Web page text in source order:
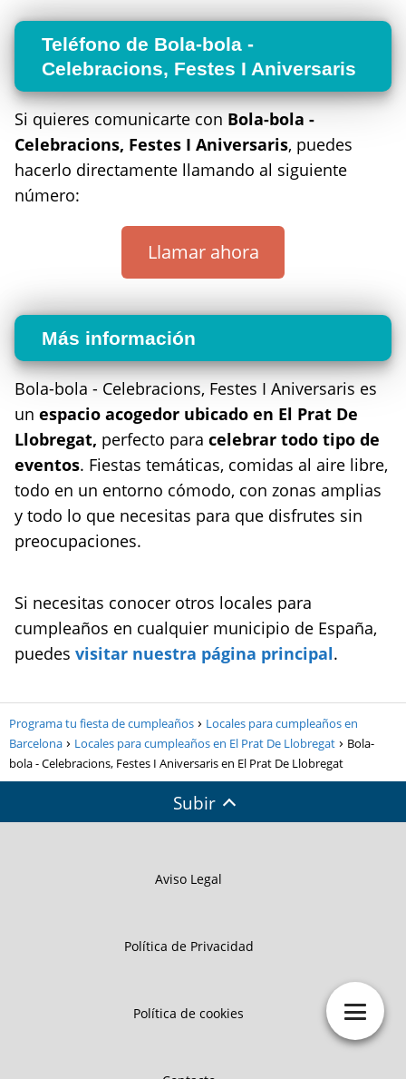
Teléfono de Bola-bola -
Celebracions, Festes I Aniversaris
Si quieres comunicarte con Bola-bola -
Celebracions, Festes I Aniversaris, puedes
hacerlo directamente llamando al siguiente
número:
Llamar ahora
Más información
Bola-bola - Celebracions, Festes I Aniversaris es
un espacio acogedor ubicado en El Prat De
Llobregat, perfecto para celebrar todo tipo de
eventos. Fiestas temáticas, comidas al aire libre,
todo en un entorno cómodo, con zonas amplias
y todo lo que necesitas para que disfrutes sin
preocupaciones.
Si necesitas conocer otros locales para
cumpleaños en cualquier municipio de España,
puedes visitar nuestra página principal.
Programa tu fiesta de cumpleaños
Locales para cumpleaños en
Barcelona
Locales para cumpleaños en El Prat De Llobregat
Bola-
bola - Celebracions, Festes I Aniversaris en El Prat De Llobregat
Subir
Aviso Legal
Política de Privacidad
Política de cookies